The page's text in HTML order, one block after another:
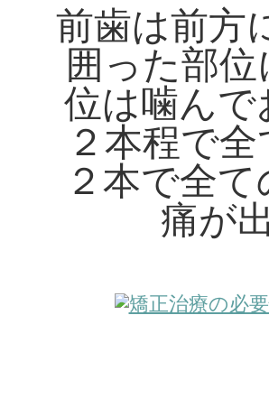
前歯は前方
囲った部
位は噛ん
２本程で
２本で全
痛が